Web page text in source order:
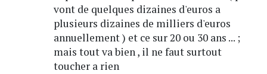
vont de quelques dizaines d'euros a
plusieurs dizaines de milliers d'euros
annuellement ) et ce sur 20 ou 30 ans ... ;
mais tout va bien , il ne faut surtout
toucher a rien